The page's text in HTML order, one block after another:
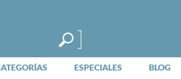
ESPECIALES BLOG